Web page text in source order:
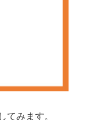
てみます。